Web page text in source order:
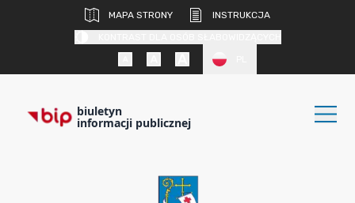
MAPA STRONY
INSTRUKCJA
biuletyn
informacji publicznej